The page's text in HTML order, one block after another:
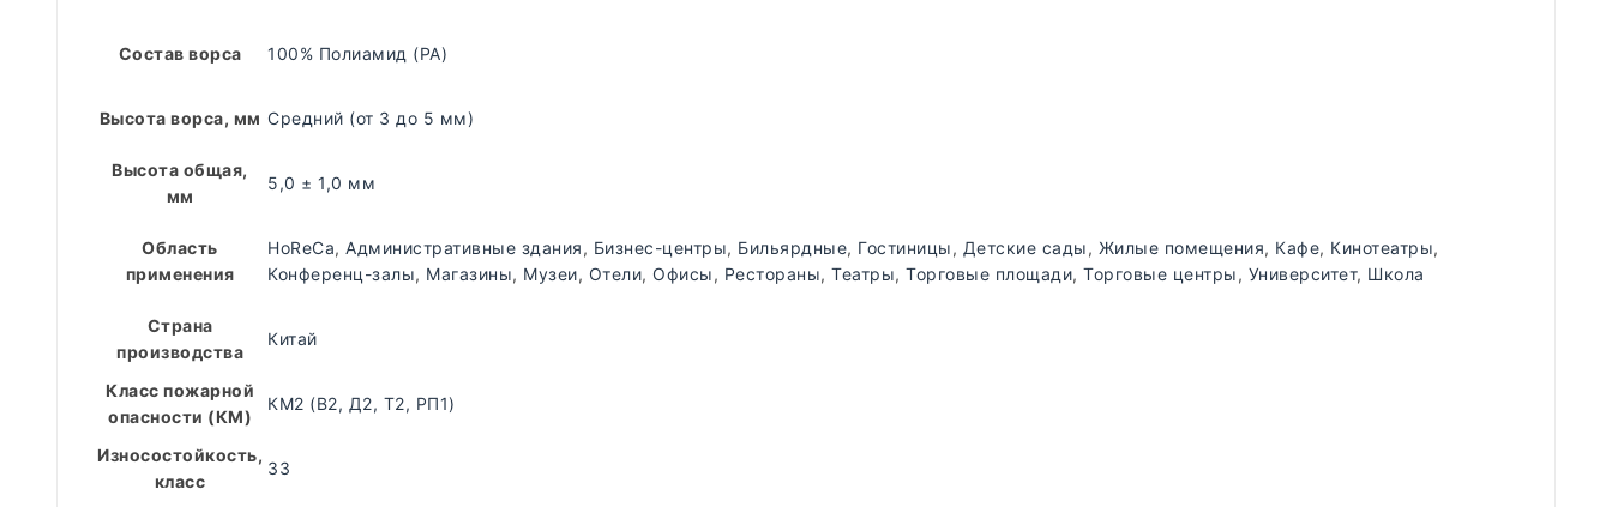
Состав ворса 100% Полиамид (PA)
Высота ворса, мм Средний (от 3 до 5 мм)
Высота общая,
мм
5,0 ± 1,0 мм
Область
применения
HoReCa, Административные здания, Бизнес-центры, Бильярдные, Гостиницы, Детские сады, Жилые помещения, Кафе, Кинотеатры,
Конференц-залы, Магазины, Музеи, Отели, Офисы, Рестораны, Театры, Торговые площади, Торговые центры, Университет, Школа
Страна
производства
Китай
Класс пожарной
опасности (КМ)
КМ2 (В2, Д2, Т2, РП1)
Износостойкость,
класс
33